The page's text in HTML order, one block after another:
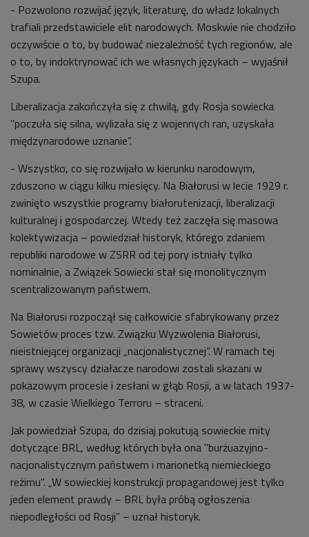
- Pozwolono rozwijać język, literaturę, do władz lokalnych
trafiali przedstawiciele elit narodowych. Moskwie nie chodziło
oczywiście o to, by budować niezależność tych regionów, ale
o to, by indoktrynować ich we własnych językach – wyjaśnił
Szupa.
Liberalizacja zakończyła się z chwilą, gdy Rosja sowiecka
"poczuła się silna, wylizała się z wojennych ran, uzyskała
międzynarodowe uznanie”.
- Wszystko, co się rozwijało w kierunku narodowym,
zduszono w ciągu kilku miesięcy. Na Białorusi w lecie 1929 r.
zwinięto wszystkie programy białorutenizacji, liberalizacji
kulturalnej i gospodarczej. Wtedy też zaczęła się masowa
kolektywizacja – powiedział historyk, którego zdaniem
republiki narodowe w ZSRR od tej pory istniały tylko
nominalnie, a Związek Sowiecki stał się monolitycznym
scentralizowanym państwem.
Na Białorusi rozpoczął się całkowicie sfabrykowany przez
Sowietów proces tzw. Związku Wyzwolenia Białorusi,
nieistniejącej organizacji „nacjonalistycznej”. W ramach tej
sprawy wszyscy działacze narodowi zostali skazani w
pokazowym procesie i zesłani w głąb Rosji, a w latach 1937-
38, w czasie Wielkiego Terroru – straceni.
Jak powiedział Szupa, do dzisiaj pokutują sowieckie mity
dotyczące BRL, według których była ona "burżuazyjno-
nacjonalistycznym państwem i marionetką niemieckiego
reżimu". „W sowieckiej konstrukcji propagandowej jest tylko
jeden element prawdy – BRL była próbą ogłoszenia
niepodległości od Rosji” – uznał historyk.